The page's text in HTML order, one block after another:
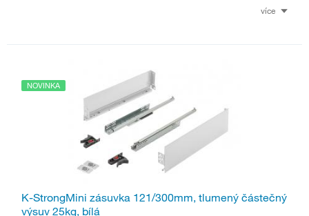
více
NOVINKA
K-StrongMini zásuvka 121/300mm, tlumený částečný
výsuv 25kg, bílá